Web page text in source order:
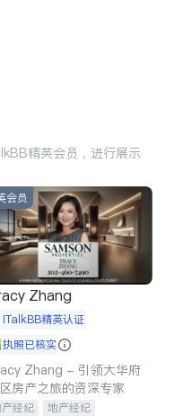
精英会员，进行展示
会员
Zhang
iTalkBB精英认证
执照已核实
Zhang - 引领大华府
房产之旅的资深专家
经纪
地产经纪